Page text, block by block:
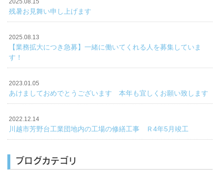
残暑お見舞い申し上げます
2025.08.13
【業務拡大につき急募】一緒に働いてくれる人を募集していま
す！
2023.01.05
あけましておめでとうございます 本年も宜しくお願い致します
2022.12.14
川越市芳野台工業団地内の工場の修繕工事 Ｒ4年5月竣工
ブログカテゴリ